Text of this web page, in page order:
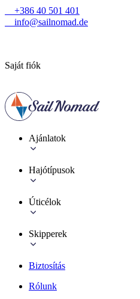
+386 40 501 401
info@sailnomad.de
Saját fiók
Ajánlatok
Hajótípusok
Úticélok
Skipperek
Biztosítás
Rólunk